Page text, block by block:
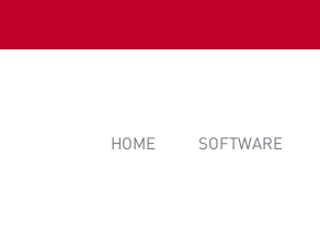
HOME SOFTWARE